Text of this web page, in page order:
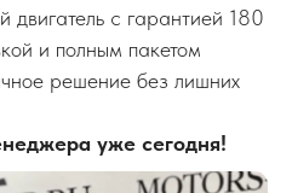
двигатель с гарантией 180
и полным пакетом
решение без лишних
уже сегодня!